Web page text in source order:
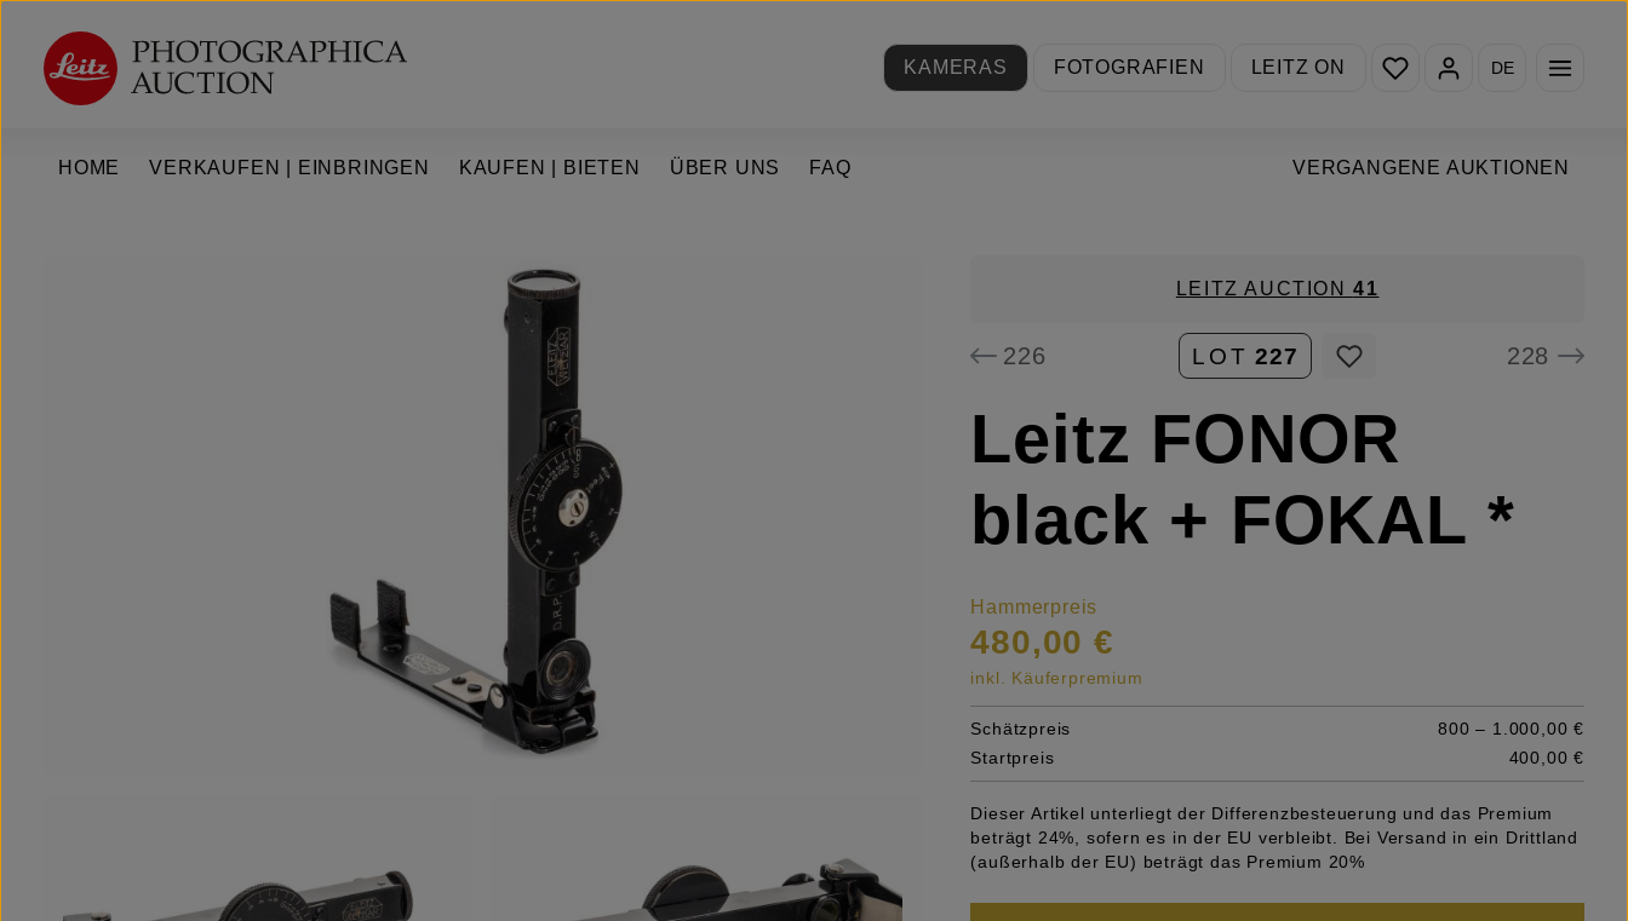
Hauptinhalt springen
Zur Hauptnavigation springen
KAMERAS
FOTOGRAFIEN LEITZ ON
Du hast 0 Produkte auf
DE
HOME VERGANGENE AUKTIONEN
VERKAUFEN | EINBRINGEN KAUFEN | BIETEN ÜBER UNS FAQ
LEITZ AUCTION41
226 LOT 227 228
Leitz FONOR
black + FOKAL *
Hammerpreis
480,00 €
inkl. Käuferpremium
Schätzpreis
800 – 1.000,00 €
Startpreis
400,00 €
Dieser Artikel unterliegt der Differenzbesteuerung und das Premium
beträgt 24%, sofern es in der EU verbleibt. Bei Versand in ein Drittland
(außerhalb der EU) beträgt das Premium 20%